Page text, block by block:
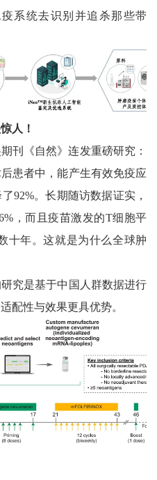
系统去识别并追杀那些带
人！
刊《自然》连发重磅研究：
患者中，能产生有效免疫应
92%。长期随访数据证实，
，而且疫苗激发的T细胞平
十年。这就是为什么全球肿
究是基于中国人群数据进行
配性与效果更具优势。